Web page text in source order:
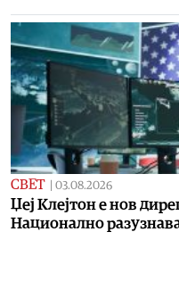
СВЕТ 03.08.2026
Џеј Клејтон е нов
Национално